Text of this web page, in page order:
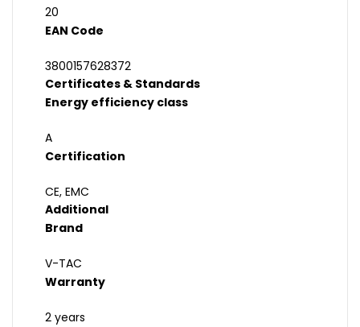
20
EAN Code
3800157628372
Certificates & Standards
Energy efficiency class
A
Certification
CE, EMC
Additional
Brand
V-TAC
Warranty
2 years